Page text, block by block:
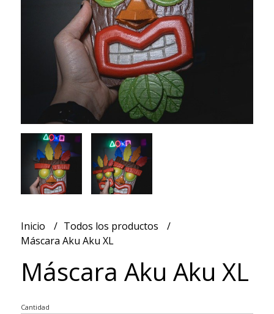
Inicio
Todos los productos
Máscara Aku Aku XL
Máscara Aku Aku XL
Cantidad